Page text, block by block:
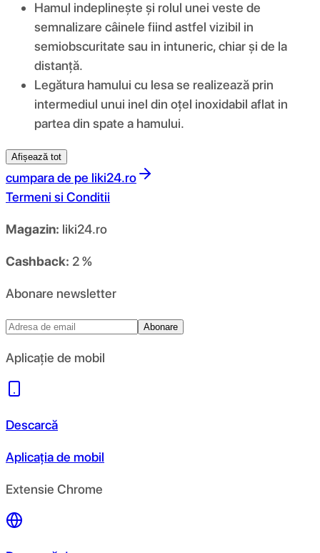
Hamul indeplinește și rolul unei veste de
semnalizare câinele fiind astfel vizibil in
semiobscuritate sau in intuneric, chiar și de la
distanță.
Legătura hamului cu lesa se realizează prin
intermediul unui inel din oțel inoxidabil aflat in
partea din spate a hamului.
Afișează tot
cumpara de pe liki24.ro
Termeni si Conditii
Magazin: liki24.ro
Cashback: 2 %
Abonare newsletter
Abonare
Aplicație de mobil
Descarcă
Aplicația de mobil
Extensie Chrome